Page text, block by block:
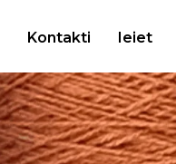
Kontakti Ieiet